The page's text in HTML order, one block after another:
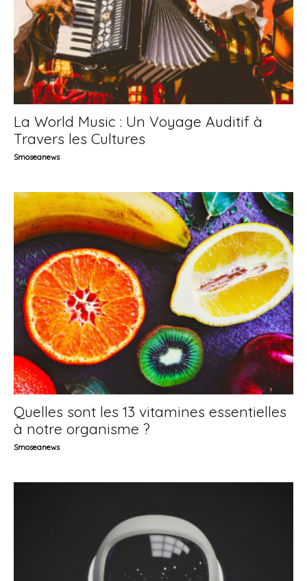
La World Music : Un Voyage Auditif à
Travers les Cultures
Smoseanews
Quelles sont les 13 vitamines essentielles
à notre organisme ?
Smoseanews